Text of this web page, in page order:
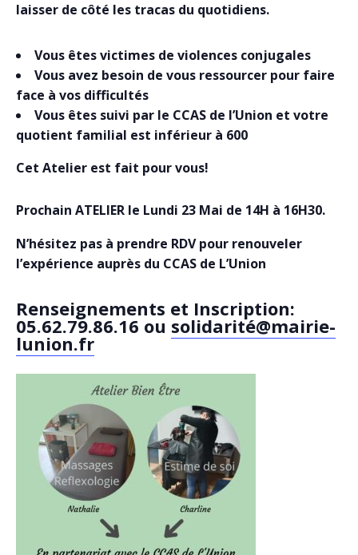
laisser de côté les tracas du quotidiens.
Vous êtes victimes de violences conjugales
Vous avez besoin de vous ressourcer pour faire
face à vos difficultés
Vous êtes suivi par le CCAS de l’Union et votre
quotient familial est inférieur à 600
Cet Atelier est fait pour vous!
Prochain ATELIER le Lundi 23 Mai de 14H à 16H30.
N’hésitez pas à prendre RDV pour renouveler
l’expérience auprès du CCAS de L’Union
Renseignements et Inscription:
05.62.79.86.16 ou solidarité@mairie-
lunion.fr